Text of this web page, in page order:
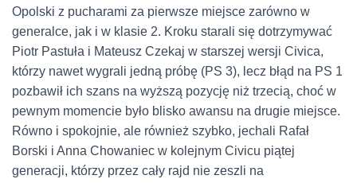
Opolski z pucharami za pierwsze miejsce zarówno w
generalce, jak i w klasie 2. Kroku starali się dotrzymywać
Piotr Pastuła i Mateusz Czekaj w starszej wersji Civica,
którzy nawet wygrali jedną próbę (PS 3), lecz błąd na PS 1
pozbawił ich szans na wyższą pozycję niż trzecią, choć w
pewnym momencie było blisko awansu na drugie miejsce.
Równo i spokojnie, ale również szybko, jechali Rafał
Borski i Anna Chowaniec w kolejnym Civicu piątej
generacji, którzy przez cały rajd nie zeszli na